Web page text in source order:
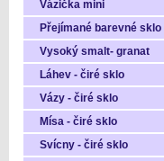
Vázička mini
Přejímané barevné sklo
Vysoký smalt- granat
Láhev - čiré sklo
Vázy - čiré sklo
Mísa - čiré sklo
Svícny - čiré sklo